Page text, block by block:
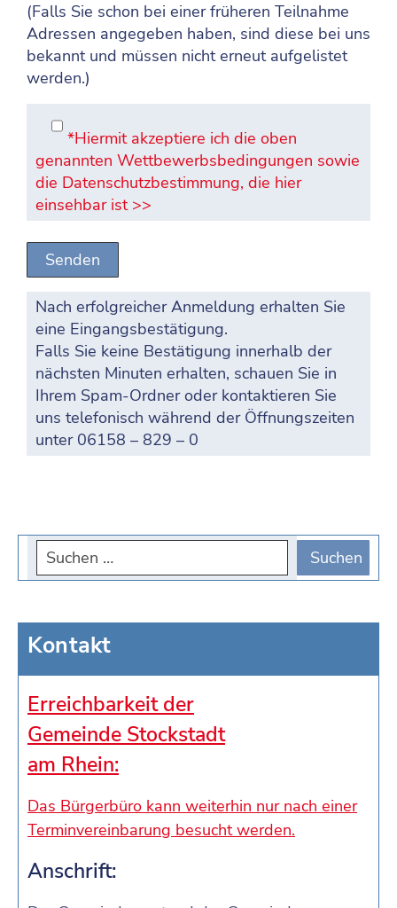
(Falls Sie schon bei einer früheren Teilnahme
Adressen angegeben haben, sind diese bei uns
bekannt und müssen nicht erneut aufgelistet
werden.)
*Hiermit akzeptiere ich die oben
genannten Wettbewerbsbedingungen sowie
die Datenschutzbestimmung, die hier
einsehbar ist >>
Nach erfolgreicher Anmeldung erhalten Sie
eine Eingangsbestätigung.
Falls Sie keine Bestätigung innerhalb der
nächsten Minuten erhalten, schauen Sie in
Ihrem Spam-Ordner oder kontaktieren Sie
uns telefonisch während der Öffnungszeiten
unter 06158 – 829 – 0
Kontakt
Erreichbarkeit der
Gemeinde Stockstadt
am Rhein:
Das Bürgerbüro kann weiterhin nur nach einer
Terminvereinbarung besucht werden.
Anschrift: